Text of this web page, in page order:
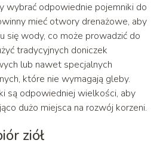
wybrać odpowiednie pojemniki do
mieć otwory drenażowe, aby
się wody, co może prowadzić do
tradycyjnych doniczek
lub nawet specjalnych
które nie wymagają gleby.
są odpowiedniej wielkości, aby
dużo miejsca na rozwój korzeni.
ziół